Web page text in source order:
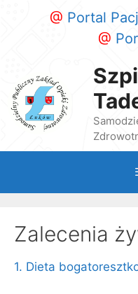
Przeskocz
@ Portal
@
Zalecenia
1. Dieta